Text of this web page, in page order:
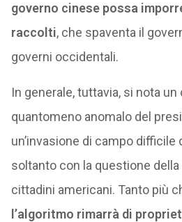
governo cinese possa
raccolti, che spaventa il
governi occidentali.
In generale, tuttavia, si nota
quantomeno anomalo del
un’invasione di campo difficile
soltanto con la questione
cittadini americani. Tanto più
l’algoritmo rimarrà di